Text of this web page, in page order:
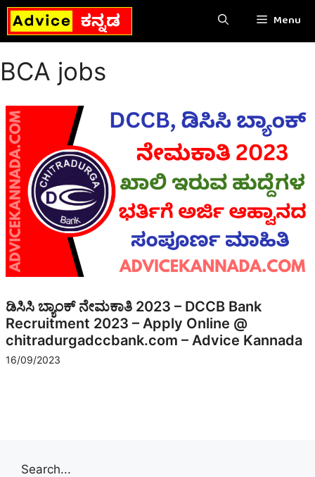
Skip
content
Menu
BCA jobs
ಡಿಸಿಸಿ ಬ್ಯಾಂಕ್‌ ನೇಮಕಾತಿ 2023 – DCCB Bank
Recruitment 2023 – Apply Online @
chitradurgadccbank.com – Advice Kannada
16/09/2023
Search...